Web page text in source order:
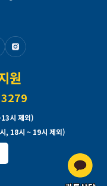
원
시 제외)
, 18시 ~ 19시 제외)